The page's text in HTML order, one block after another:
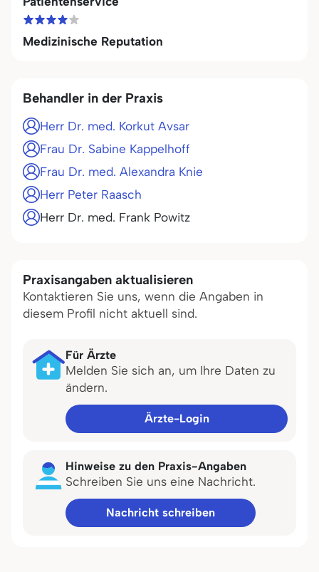
Medizinische Reputation
Behandler in der Praxis
Herr Dr. med. Korkut Avsar
Frau Dr. Sabine Kappelhoff
Frau Dr. med. Alexandra Knie
Herr Peter Raasch
Herr Dr. med. Frank Powitz
Praxisangaben aktualisieren
Kontaktieren Sie uns, wenn die Angaben in
diesem Profil nicht aktuell sind.
Für Ärzte
Melden Sie sich an, um Ihre Daten zu
ändern.
Ärzte-Login
Hinweise zu den Praxis-Angaben
Schreiben Sie uns eine Nachricht.
Nachricht schreiben